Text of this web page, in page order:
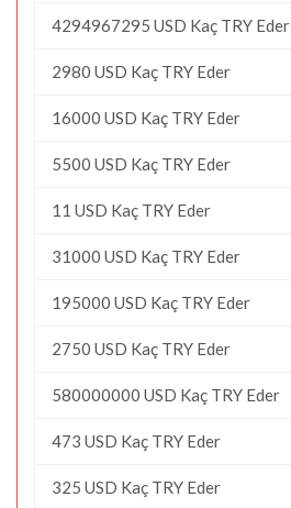
4294967295 USD Kaç TRY Eder
2980 USD Kaç TRY Eder
16000 USD Kaç TRY Eder
5500 USD Kaç TRY Eder
11 USD Kaç TRY Eder
31000 USD Kaç TRY Eder
195000 USD Kaç TRY Eder
2750 USD Kaç TRY Eder
580000000 USD Kaç TRY Eder
473 USD Kaç TRY Eder
325 USD Kaç TRY Eder